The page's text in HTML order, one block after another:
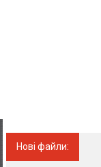
Нові файли: